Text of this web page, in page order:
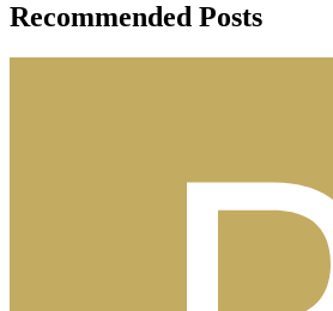
Recommended Posts